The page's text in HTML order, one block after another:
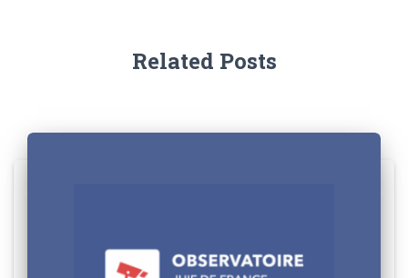
Related Posts